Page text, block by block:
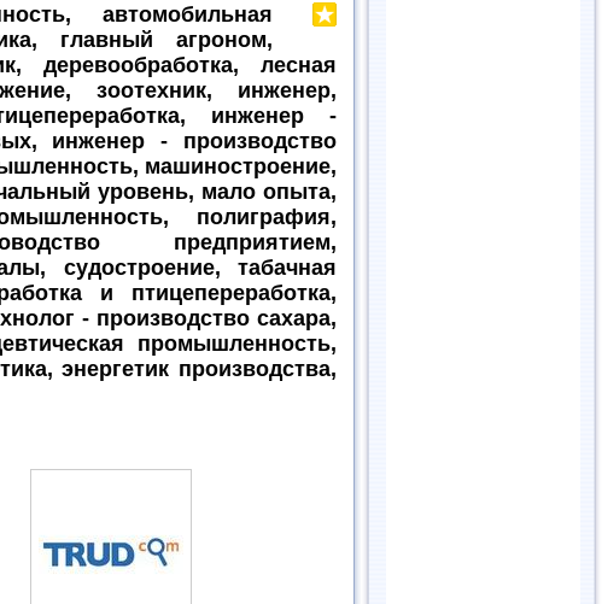
автомобильная
главный агроном,
деревообработка, лесная
зоотехник, инженер,
инженер -
инженер - производство
машиностроение,
уровень, мало опыта,
полиграфия,
предприятием,
судостроение, табачная
и птицепереработка,
- производство сахара,
промышленность,
энергетик производства,